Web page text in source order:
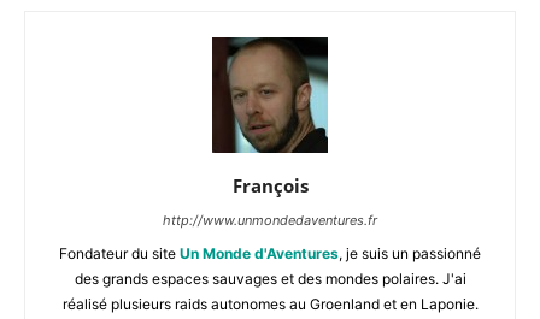
François
http://www.unmondedaventures.fr
Fondateur du site Un Monde d'Aventures, je suis un passionné
des grands espaces sauvages et des mondes polaires. J'ai
réalisé plusieurs raids autonomes au Groenland et en Laponie.